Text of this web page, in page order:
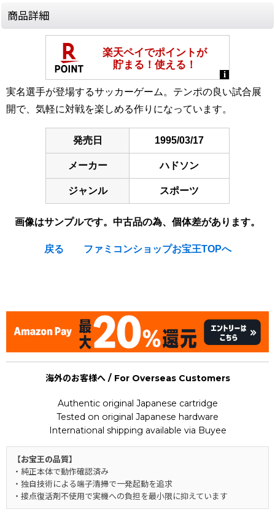
商品詳細
実名選手が登場するサッカーゲーム。テンポの良い試合展
開で、気軽に対戦を楽しめる作りになっています。
発売日 1995/03/17
メーカー ハドソン
ジャンル スポーツ
画像はサンプルです。中古品の為、個体差があります。
戻る ファミコンショップお宝王TOPへ
海外のお客様へ / For Overseas Customers
Authentic original Japanese cartridge
Tested on original Japanese hardware
International shipping available via Buyee
【お宝王の品質】
・純正本体で動作確認済み
・独自技術による端子清掃で一発起動を追求
・接点復活剤不使用で実機への負担を最小限に抑えています